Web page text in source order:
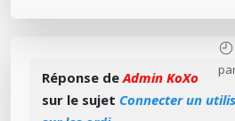
Réponse deAdmin KoXo
sur le sujet Connecter un